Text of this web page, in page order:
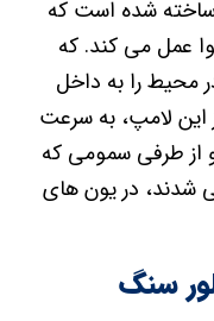
شده است که
عمل می کند. که
را به داخل
لامپ، به سرعت
از طرفی سمومی که
شدند، در یون های
سنگ